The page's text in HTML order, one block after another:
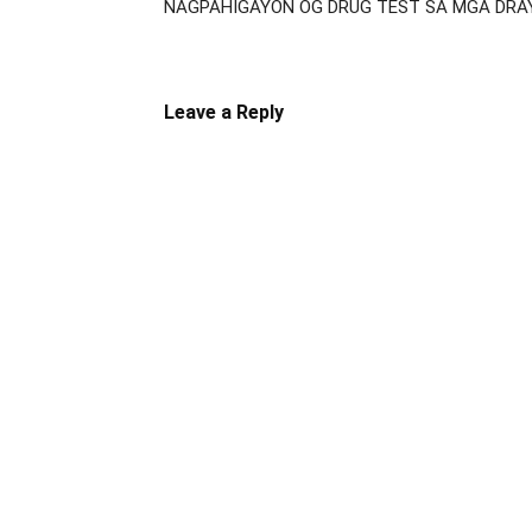
NAGPAHIGAYON OG DRUG TEST SA MGA
Leave a Reply